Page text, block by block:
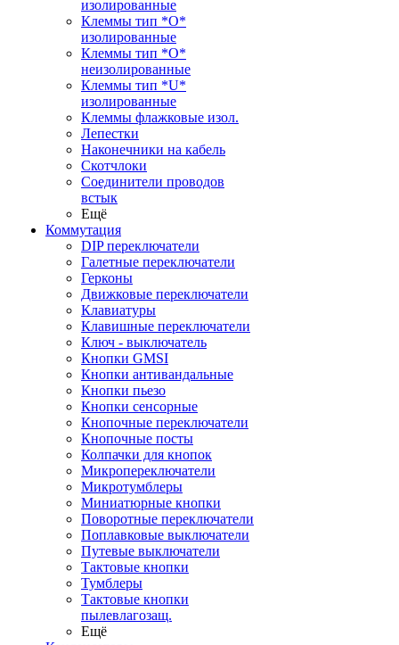
изолированные
Клеммы тип *O*
изолированные
Клеммы тип *O*
неизолированные
Клеммы тип *U*
изолированные
Клеммы флажковые изол.
Лепестки
Наконечники на кабель
Скотчлоки
Соединители проводов
встык
Ещё
Коммутация
DIP переключатели
Галетные переключатели
Герконы
Движковые переключатели
Клавиатуры
Клавишные переключатели
Ключ - выключатель
Кнопки GMSI
Кнопки антивандальные
Кнопки пьезо
Кнопки сенсорные
Кнопочные переключатели
Кнопочные посты
Колпачки для кнопок
Микропереключатели
Микротумблеры
Миниатюрные кнопки
Поворотные переключатели
Поплавковые выключатели
Путевые выключатели
Тактовые кнопки
Тумблеры
Тактовые кнопки
пылевлагозащ.
Ещё